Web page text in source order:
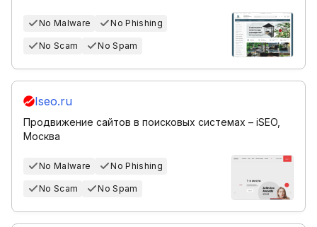
No Malware No Phishing
No Scam No Spam
Iseo.ru
Продвижение сайтов в поисковых системах – iSEO,
Москва
No Malware No Phishing
No Scam No Spam